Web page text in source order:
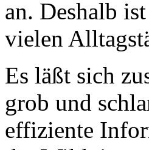
an. Deshalb
vielen
Es läßt sich
grob und
effiziente